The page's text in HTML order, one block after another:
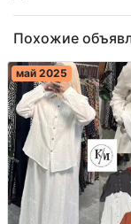
Похожие
май 2025